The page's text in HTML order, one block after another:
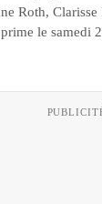
Roth,
le samedi